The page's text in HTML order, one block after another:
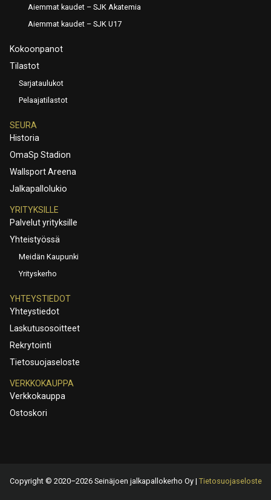
Aiemmat kaudet – SJK Akatemia
Aiemmat kaudet – SJK U17
Kokoonpanot
Tilastot
Sarjataulukot
Pelaajatilastot
SEURA
Historia
OmaSp Stadion
Wallsport Areena
Jalkapallolukio
YRITYKSILLE
Palvelut yrityksille
Yhteistyössä
Meidän Kaupunki
Yrityskerho
YHTEYSTIEDOT
Yhteystiedot
Laskutusosoitteet
Rekrytointi
Tietosuojaseloste
VERKKOKAUPPA
Verkkokauppa
Ostoskori
Copyright © 2020–2026 Seinäjoen jalkapallokerho Oy | Tietosuojaseloste